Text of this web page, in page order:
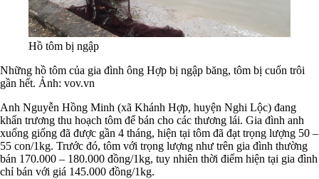
Hồ tôm bị ngập
Những hồ tôm của gia đình ông Hợp bị ngập băng, tôm bị cuốn trôi
gần hết. Ảnh: vov.vn
Anh Nguyễn Hồng Minh (xã Khánh Hợp, huyện Nghi Lộc) đang
khẩn trương thu hoạch tôm để bán cho các thương lái. Gia đình anh
xuống giống đã được gần 4 tháng, hiện tại tôm đã đạt trọng lượng 50 –
55 con/1kg. Trước đó, tôm với trọng lượng như trên gia đình thường
bán 170.000 – 180.000 đồng/1kg, tuy nhiên thời điểm hiện tại gia đình
chỉ bán với giá 145.000 đồng/1kg.